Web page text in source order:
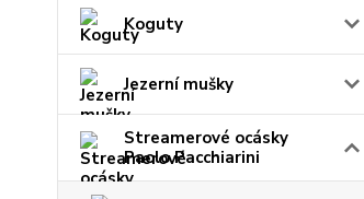
Koguty
Jezerní mušky
Streamerové ocásky
Paolo Pacchiarini